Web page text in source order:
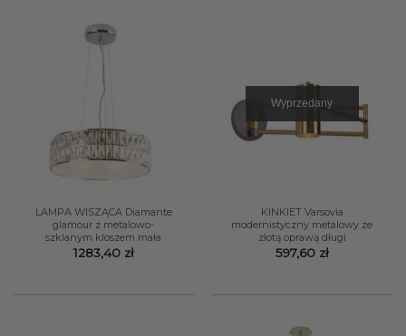
LAMPA WISZĄCA Diamante
glamour z metalowo-
szklanym kloszem mała
1283,40 zł
Wyprzedany
KINKIET Varsovia
modernistyczny metalowy ze
złotą oprawą długi
597,60 zł